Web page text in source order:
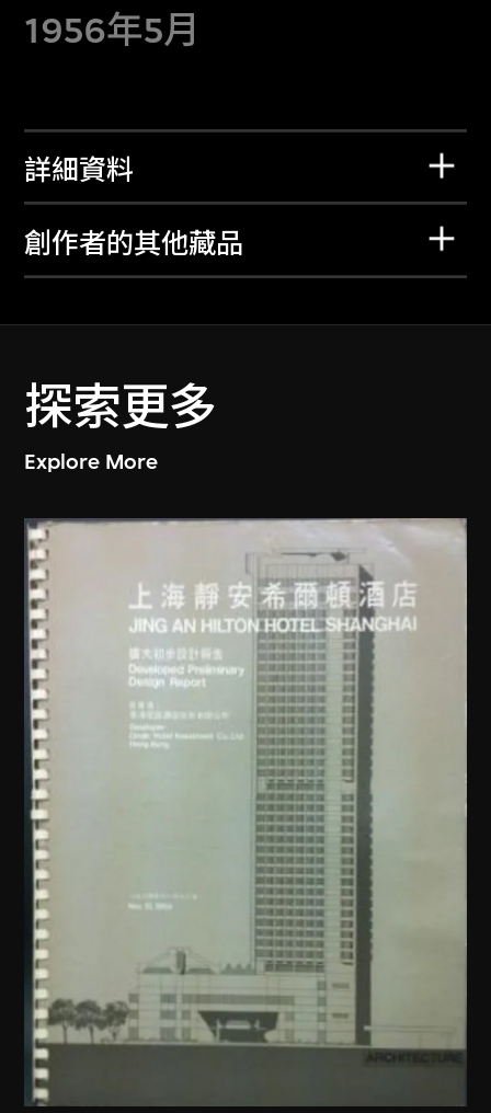
1956年5月
詳細資料
創作者的其他藏品
探索更多
Explore More